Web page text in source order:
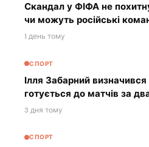
Скандал у ФІФА не
чи можуть російські
1 день тому
СПОРТ
Ілля Забарний
готується до матчів за
3 дня тому
СПОРТ